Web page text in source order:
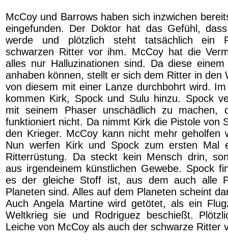
McCoy und Barrows haben sich inzwichen
eingefunden. Der Doktor hat das Gefühl,
werde und plötzlich steht tatsächlich ein
schwarzen Ritter vor ihm. McCoy hat die
alles nur Halluzinationen sind. Da diese
anhaben können, stellt er sich dem Ritter in den
von diesem mit einer Lanze durchbohrt wird.
kommen Kirk, Spock und Sulu hinzu. Spock
mit seinem Phaser unschädlich zu machen,
funktioniert nicht. Da nimmt Kirk die Pistole von
den Krieger. McCoy kann nicht mehr geholfen
Nun werfen Kirk und Spock zum ersten Mal
Ritterrüstung. Da steckt kein Mensch drin,
aus irgendeinem künstlichen Gewebe. Spock
es der gleiche Stoff ist, aus dem auch alle
Planeten sind. Alles auf dem Planeten scheint
Auch Angela Martine wird getötet, als ein
Weltkrieg sie und Rodriguez beschießt.
Leiche von McCoy als auch der schwarze Ritter